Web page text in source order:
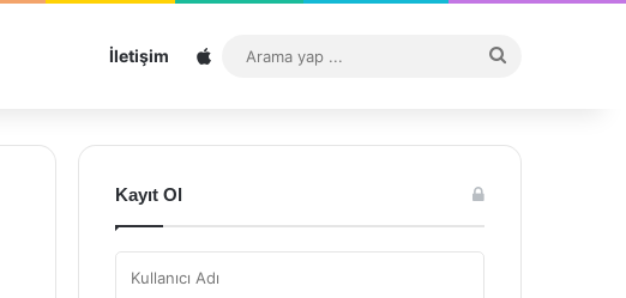
İletişim Sitemap
...
Kayıt Ol